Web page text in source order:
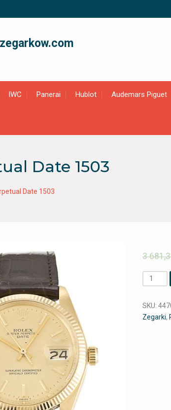
IWC Panerai Hublot Audemars Piguet
Date 1503
Date 1503
3
Ilość
SKU:
Zegarki,